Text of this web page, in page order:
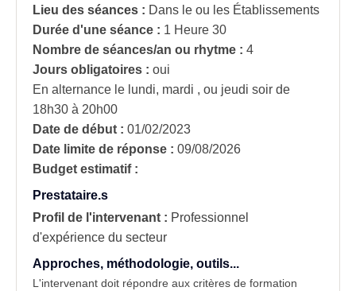
Lieu des séances : Dans le ou les Établissements
Durée d'une séance : 1 Heure 30
Nombre de séances/an ou rhytme : 4
Jours obligatoires : oui
En alternance le lundi, mardi , ou jeudi soir de
18h30 à 20h00
Date de début : 01/02/2023
Date limite de réponse : 09/08/2026
Budget estimatif :
Prestataire.s
Profil de l'intervenant : Professionnel
d'expérience du secteur
Approches, méthodologie, outils...
L'intervenant doit répondre aux critères de formation